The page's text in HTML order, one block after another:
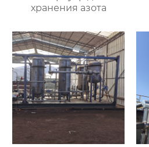
хранения азота